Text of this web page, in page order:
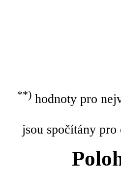
**)hodnoty pro
jsou spočítány